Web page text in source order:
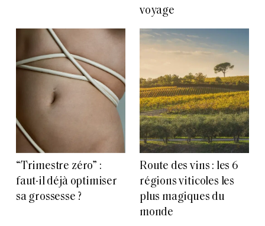
voyage
“Trimestre zéro” :
faut-il déjà optimiser
sa grossesse ?
Route des vins : les 6
régions viticoles les
plus magiques du
monde